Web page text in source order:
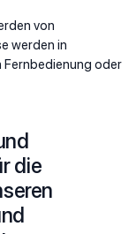
von
werden in
oder
die